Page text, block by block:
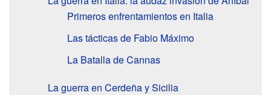
Primeros enfrentamientos en Italia
Las tácticas de Fabio Máximo
La Batalla de Cannas
La guerra en Cerdeña y Sicilia